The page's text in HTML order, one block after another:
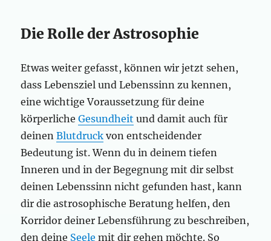
Die Rolle der Astrosophie
Etwas weiter gefasst, können wir jetzt sehen,
dass Lebensziel und Lebenssinn zu kennen,
eine wichtige Voraussetzung für deine
körperlicheGesundheit und damit auch für
deinenBlutdruck von entscheidender
Bedeutung ist. Wenn du in deinem tiefen
Inneren und in der Begegnung mit dir selbst
deinen Lebenssinn nicht gefunden hast, kann
dir die astrosophische Beratung helfen, den
Korridor deiner Lebensführung zu beschreiben,
den deine Seele mit dir gehen möchte. So